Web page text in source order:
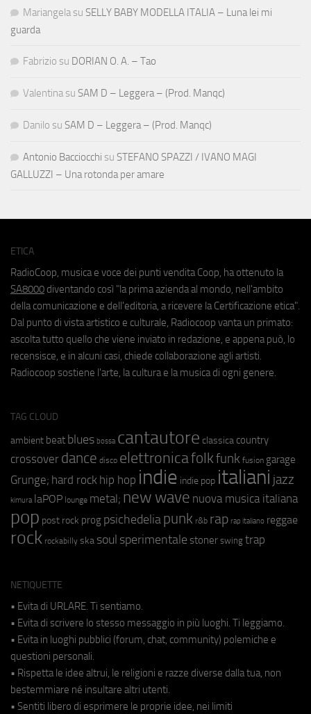
Mariangela su SELLY BABY MODELLA ITALIA – Luna lei mi
guarda
Fabrizio su DORIAN O. A. – Tao
Valentina su SAM D – Leggera – (Prod. Manqc)
Danilo su SAM D – Leggera – (Prod. Manqc)
Antonio Bacciocchi su STEFANO SPAZZI / IVANO MAGI
GALLUZZI – Una rotonda per amare
ETICA
RadioCoop, musica e voce dei punti vendita Coop, ha ottenuto la
SA8000 diventando così "la prima azienda al mondo, nell'ambito
della comunicazione e dell'editoria, a ricevere la Certificazione etica".
Dal punto di vista artistico e culturale, Radiocoop vanta un primato:
ascolta tutto quello che viene inviato in redazione, e appena può, lo
recensisce, e in alcuni casi, chiede collaborazione agli artisti.
Radiocoop sostiene l'arte, la cultura e la musica di ogni genere.
TAG CLOUD
ambient beat blues bossa cantautore classica country
crossover dance disco elettronicafolkfunk fusion garage
Grunge; hard rock hip hop indie indie pop italiani jazz
kimura laPOP lounge metal; new wave nuova musica italiana
pop post rock prog psichedeliapunk r&b rap rap italiano reggae
rock rockabilly ska soul sperimentale stoner swing trap
NETIQUETTE
• Evita di URLARE. Ti sentiamo.
• Evita di scrivere lo stesso messaggio in più luoghi. Ti leggiamo.
• Evita in luoghi pubblici (forum, chat, community) polemiche e
questioni personali.
• Rispetta le idee altrui, le religioni e razze diverse dalla tua, non
bestemmiare né insultare altri utenti.
• Sentiti libero di esprimere le proprie idee, nei limiti